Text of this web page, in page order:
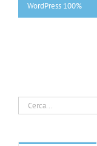
WordPress 100%
Cerca
per: